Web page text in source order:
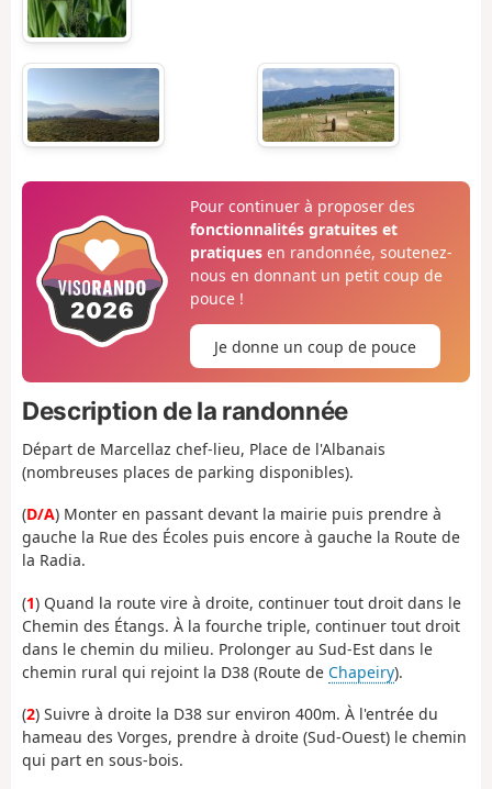
Pour continuer à proposer des
fonctionnalités gratuites et
pratiquesen randonnée, soutenez-
nous en donnant un petit coup de
pouce !
Je donne un coup de pouce
Description de la randonnée
Départ de Marcellaz chef-lieu, Place de l'Albanais
(nombreuses places de parking disponibles).
(D/A) Monter en passant devant la mairie puis prendre à
gauche la Rue des Écoles puis encore à gauche la Route de
la Radia.
(1) Quand la route vire à droite, continuer tout droit dans le
Chemin des Étangs. À la fourche triple, continuer tout droit
dans le chemin du milieu. Prolonger au Sud-Est dans le
chemin rural qui rejoint la D38 (Route de Chapeiry).
(2) Suivre à droite la D38 sur environ 400m. À l'entrée du
hameau des Vorges, prendre à droite (Sud-Ouest) le chemin
qui part en sous-bois.